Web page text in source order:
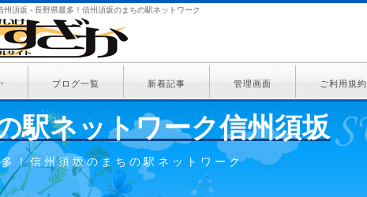
州須坂 - 長野県最多！信州須坂のまちの駅ネットワーク
ブログ一覧 新着記事 管理画面 ご利用規約
駅ネットワーク信州須坂
！信州須坂のまちの駅ネットワーク